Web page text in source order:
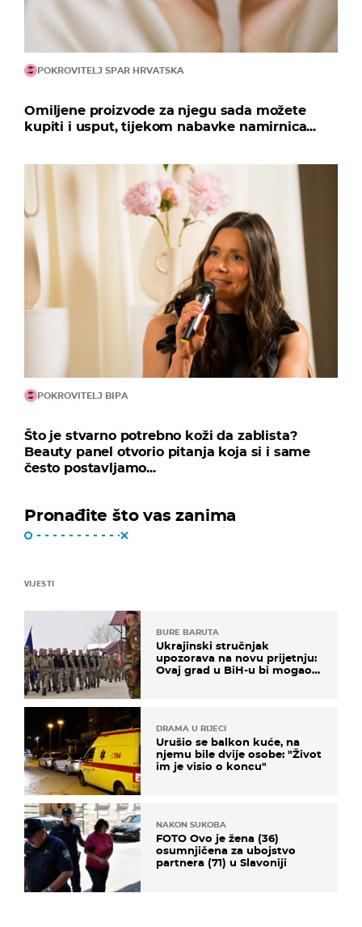
POKROVITELJ SPAR HRVATSKA
Omiljene proizvode za njegu sada možete
kupiti i usput, tijekom nabavke namirnica...
POKROVITELJ BIPA
Što je stvarno potrebno koži da zablista?
Beauty panel otvorio pitanja koja si i same
često postavljamo...
Pronađite što vas zanima
VIJESTI
BURE BARUTA
Ukrajinski stručnjak
upozorava na novu prijetnju:
Ovaj grad u BiH-u bi mogao
DRAMA U RIJECI
Urušio se balkon kuće, na
njemu bile dvije osobe: "Život
im je visio o koncu"
NAKON SUKOBA
FOTO Ovo je žena (36)
osumnjičena za ubojstvo
partnera (71) u Slavoniji